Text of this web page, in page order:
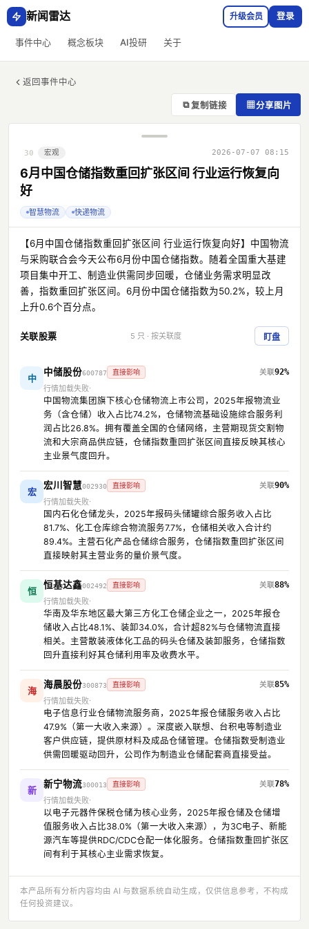
新闻雷达
事件中心 概念板块 AI投研 关于
升级会员 登录
返回事件中心
⧉ 复制链接 ▦分享图片
30 宏观 2026-07-07 08:15
6月中国仓储指数重回扩张区间 行业运行恢复向
好
智慧物流 快递物流
【6月中国仓储指数重回扩张区间 行业运行恢复向好】中国物流
与采购联合会今天公布6月份中国仓储指数。随着全国重大基建
项目集中开工、制造业供需同步回暖，仓储业务需求明显改
善，指数重回扩张区间。6月份中国仓储指数为50.2%，较上月
上升0.6个百分点。
关联股票 5 只 · 按关联度 盯盘
中
中储股份600787 直接影响
92%
行情加载失败
中国物流集团旗下核心仓储物流上市公司，2025年报物流业
务（含仓储）收入占比74.2%，仓储物流基础设施综合服务利
润占比26.8%。拥有覆盖全国的仓储网络，主营期现货交割物
流和大宗商品供应链，仓储指数重回扩张区间直接反映其核心
主业景气度回升。
宏
宏川智慧002930 直接影响
90%
行情加载失败
国内石化仓储龙头，2025年报码头储罐综合服务收入占比
81.7%、化工仓库综合物流服务7.7%，仓储相关收入合计约
89.4%。主营石化产品仓储综合服务，仓储指数重回扩张区间
直接映射其主营业务的量价景气度。
恒
恒基达鑫002492 直接影响
88%
行情加载失败
华南及华东地区最大第三方化工仓储企业之一，2025年报仓
储收入占比48.1%、装卸34.0%，合计超82%与仓储物流直接
相关。主营散装液体化工品的码头仓储及装卸服务，仓储指数
回升直接利好其仓储利用率及收费水平。
海
海晨股份300873 直接影响
85%
行情加载失败
电子信息行业仓储物流服务商，2025年报仓储服务收入占比
47.9%（第一大收入来源）。深度嵌入联想、台积电等制造业
客户供应链，提供原材料及成品仓储管理。仓储指数受制造业
供需回暖驱动回升，公司作为制造业仓储配套商直接受益。
新
新宁物流300013 直接影响
78%
行情加载失败
以电子元器件保税仓储为核心业务，2025年报仓储及仓储增
值服务收入占比38.0%（第一大收入来源），为3C电子、新能
源汽车等提供RDC/CDC仓配一体化服务。仓储指数重回扩张区
间有利于其核心主业需求恢复。
本产品所有分析内容均由 AI 与数据系统自动生成，仅供信息参考，不构成
任何投资建议。